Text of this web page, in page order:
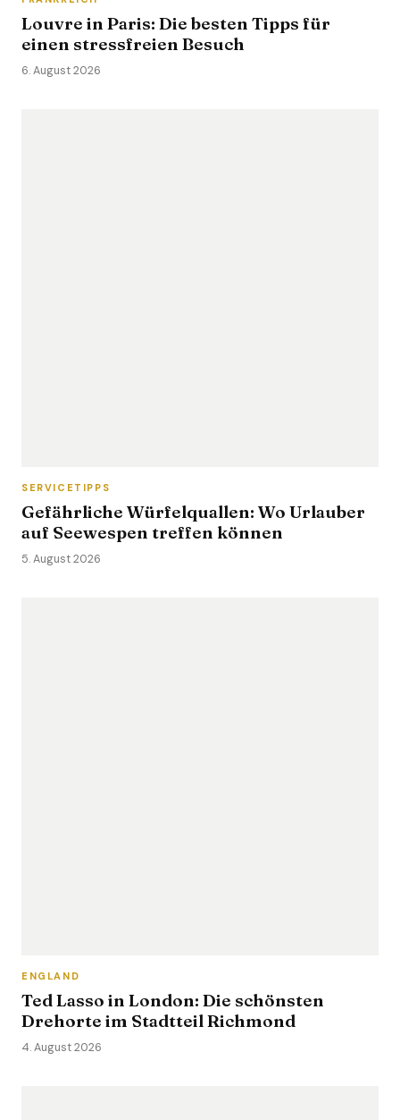
Louvre in Paris: Die besten Tipps für
einen stressfreien Besuch
6. August 2026
SERVICETIPPS
Gefährliche Würfelquallen: Wo Urlauber
auf Seewespen treffen können
5. August 2026
ENGLAND
Ted Lasso in London: Die schönsten
Drehorte im Stadtteil Richmond
4. August 2026